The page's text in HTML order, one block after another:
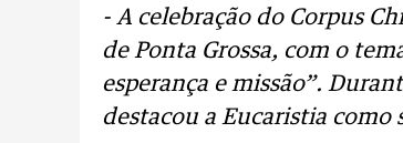
- A celebração do Corpus
de Ponta Grossa, com o
esperança e missão”.
destacou a Eucaristia